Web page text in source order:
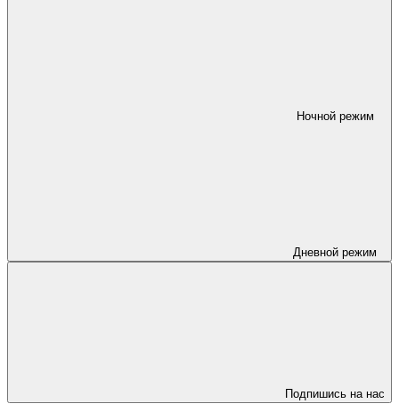
Ночной режим
Дневной режим
Подпишись на нас